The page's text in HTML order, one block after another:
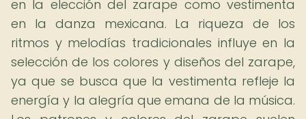
en la elección del zarape como vestimenta
en la danza mexicana. La riqueza de los
ritmos y melodías tradicionales influye en la
selección de los colores y diseños del zarape,
ya que se busca que la vestimenta refleje la
energía y la alegría que emana de la música.